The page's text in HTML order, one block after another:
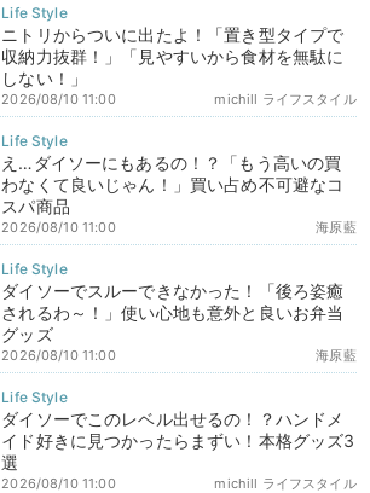
ニトリからついに出たよ！「置き型タイプで
収納力抜群！」「見やすいから食材を無駄に
しない！」
michill ライフスタイル
2026/08/10 11:00
え…ダイソーにもあるの！？「もう高いの買
わなくて良いじゃん！」買い占め不可避なコ
スパ商品
海原藍
2026/08/10 11:00
ダイソーでスルーできなかった！「後ろ姿癒
されるわ～！」使い心地も意外と良いお弁当
グッズ
海原藍
2026/08/10 11:00
ダイソーでこのレベル出せるの！？ハンドメ
イド好きに見つかったらまずい！本格グッズ3
選
michill ライフスタイル
2026/08/10 11:00